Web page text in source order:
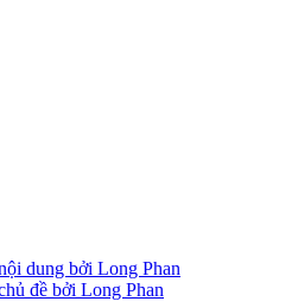
dung bởi Long Phan
đề bởi Long Phan